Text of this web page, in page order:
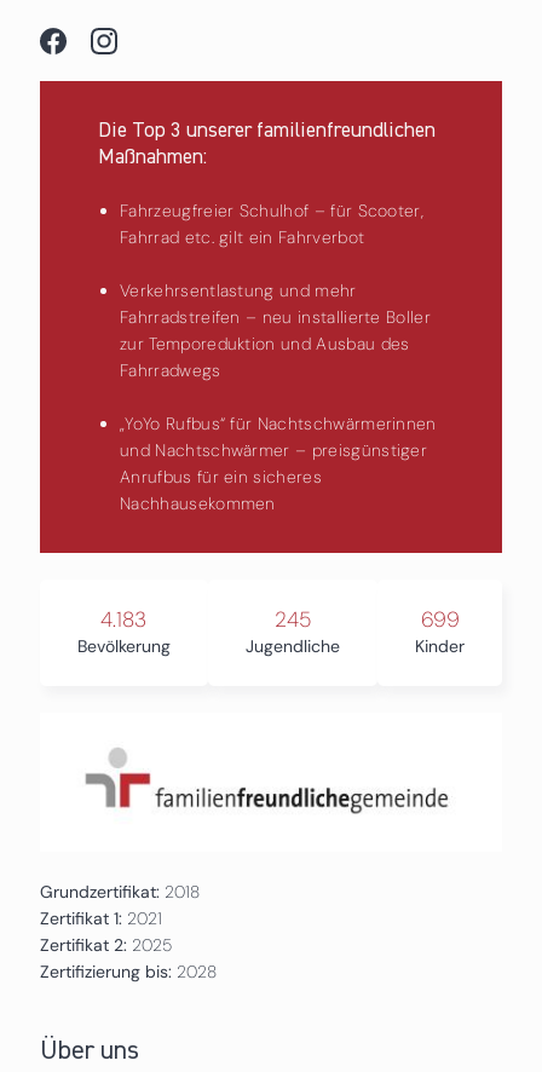
Die Top 3 unserer familienfreundlichen
Maßnahmen:
Fahrzeugfreier Schulhof – für Scooter,
Fahrrad etc. gilt ein Fahrverbot
Verkehrsentlastung und mehr
Fahrradstreifen – neu installierte Boller
zur Temporeduktion und Ausbau des
Fahrradwegs
„YoYo Rufbus“ für Nachtschwärmerinnen
und Nachtschwärmer – preisgünstiger
Anrufbus für ein sicheres
Nachhausekommen
4.183
Bevölkerung
245
Jugendliche
699
Kinder
Grundzertifikat: 2018
Zertifikat 1: 2021
Zertifikat 2: 2025
Zertifizierung bis: 2028
Über uns